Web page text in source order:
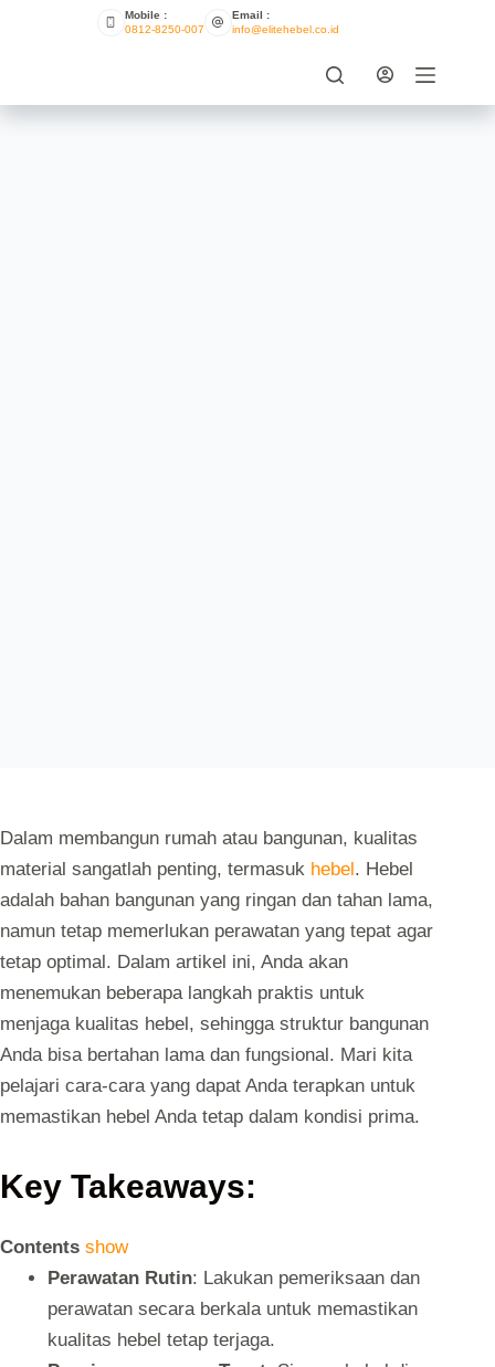
Mobile :
0812-8250-007
Email :
info@elitehebel.co.id
Dalam membangun rumah atau bangunan, kualitas
material sangatlah penting, termasuk hebel. Hebel
adalah bahan bangunan yang ringan dan tahan lama,
namun tetap memerlukan perawatan yang tepat agar
tetap optimal. Dalam artikel ini, Anda akan
menemukan beberapa langkah praktis untuk
menjaga kualitas hebel, sehingga struktur bangunan
Anda bisa bertahan lama dan fungsional. Mari kita
pelajari cara-cara yang dapat Anda terapkan untuk
memastikan hebel Anda tetap dalam kondisi prima.
Key Takeaways:
Contents show
Perawatan Rutin: Lakukan pemeriksaan dan
perawatan secara berkala untuk memastikan
kualitas hebel tetap terjaga.